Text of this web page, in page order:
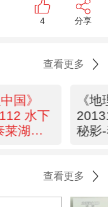
4 分享
查看更多
国》
水下
莱湖迷
《
秘影
查看更多